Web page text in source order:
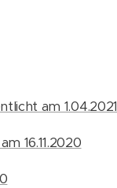
am 1.04.2021
16.11.2020